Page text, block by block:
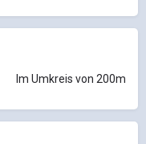
Im Umkreis von 200m